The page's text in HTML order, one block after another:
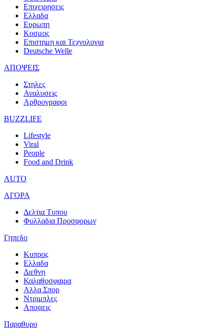
Επιχειρησεις
Ελλαδα
Ευρωπη
Κοσμος
Επιστημη και Τεχνολογια
Deutsche Welle
ΑΠΟΨΕΙΣ
Στηλες
Αναλυσεις
Αρθρογραφοι
BUZZLIFE
Lifestyle
Viral
People
Food and Drink
AUTO
ΑΓΟΡΑ
Δελτια Τυπου
Φυλλαδια Προσφορων
Γηπεδο
Κυπρος
Ελλαδα
Διεθνη
Καλαθοσφαιρα
Αλλα Σπορ
Ντριμπλες
Αποψεις
Παραθυρο